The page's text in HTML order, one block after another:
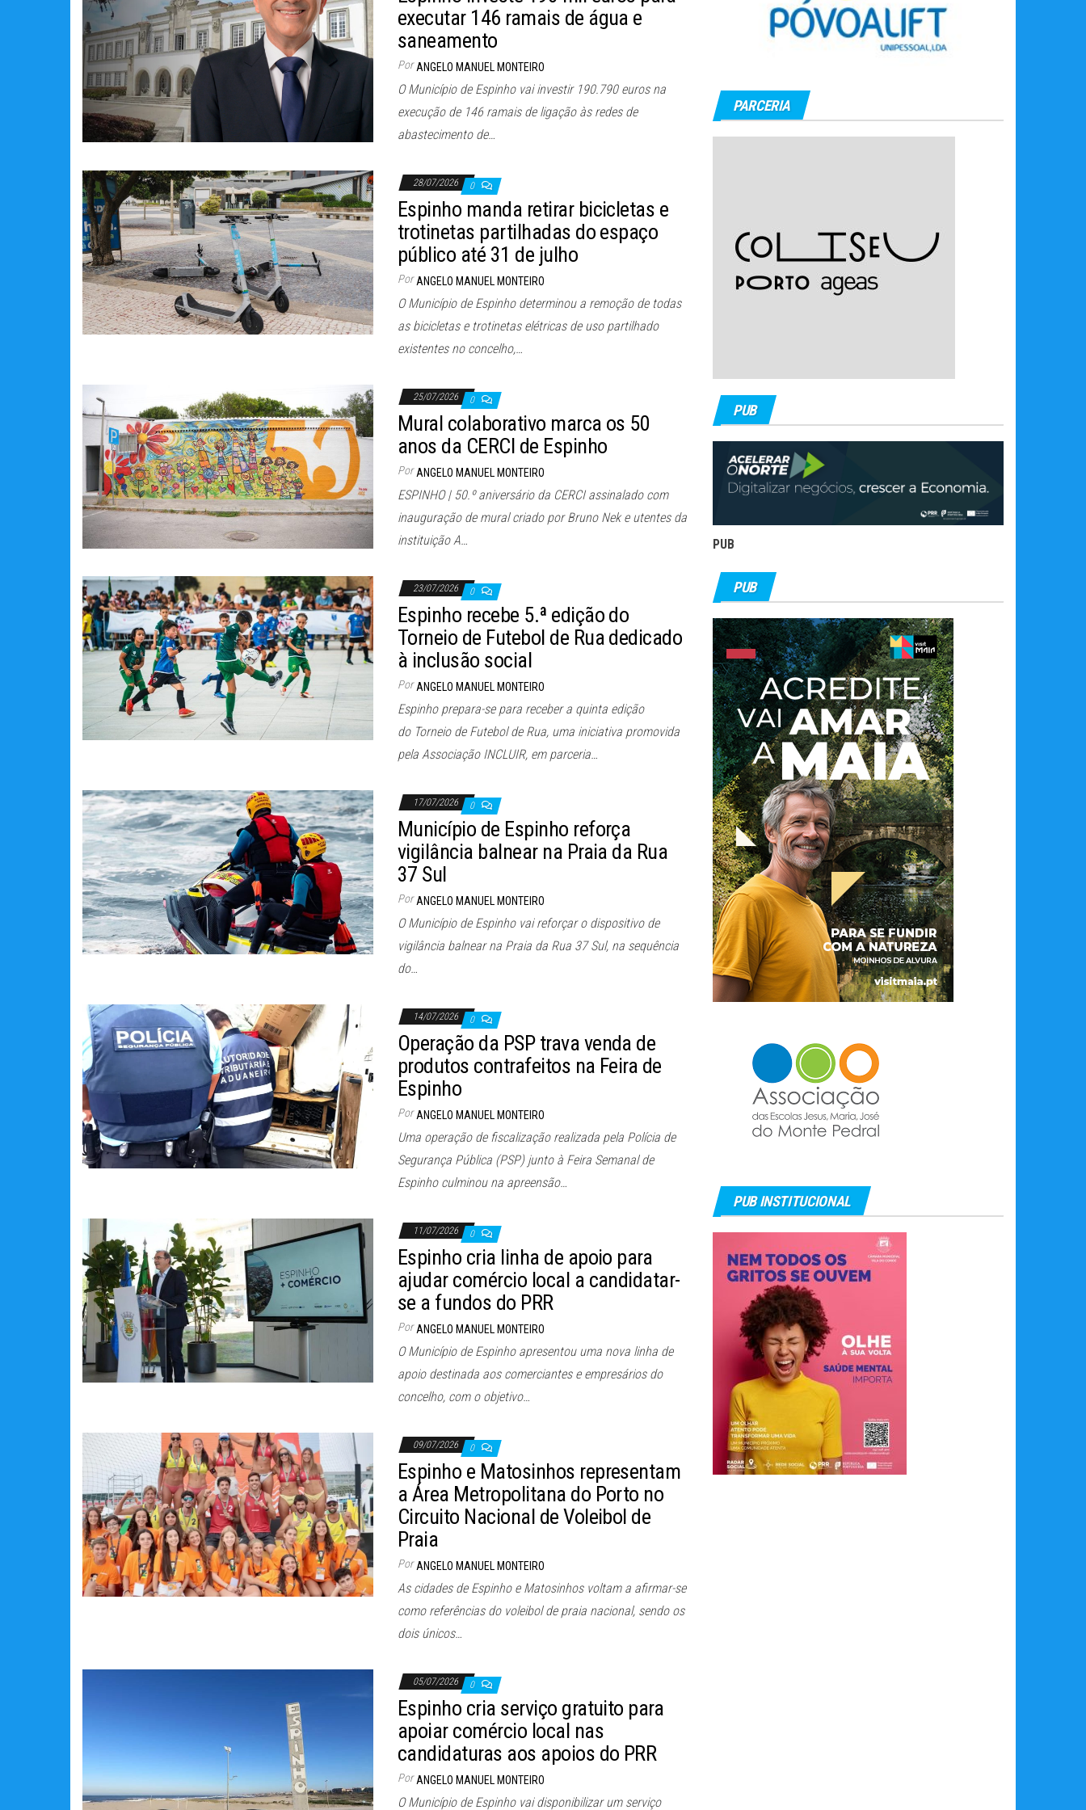
executar 146 ramais de água e
saneamento
Por ANGELO MANUEL MONTEIRO
O Município de Espinho vai investir 190.790 euros na
execução de 146 ramais de ligação às redes de
abastecimento de…
28/07/2026 0
Espinho manda retirar bicicletas e
trotinetas partilhadas do espaço
público até 31 de julho
Por ANGELO MANUEL MONTEIRO
O Município de Espinho determinou a remoção de todas
as bicicletas e trotinetas elétricas de uso partilhado
existentes no concelho,…
25/07/2026 0
Mural colaborativo marca os 50
anos da CERCI de Espinho
Por ANGELO MANUEL MONTEIRO
ESPINHO | 50.º aniversário da CERCI assinalado com
inauguração de mural criado por Bruno Nek e utentes da
instituição A…
23/07/2026 0
Espinho recebe 5.ª edição do
Torneio de Futebol de Rua dedicado
à inclusão social
Por ANGELO MANUEL MONTEIRO
Espinho prepara-se para receber a quinta edição
do Torneio de Futebol de Rua, uma iniciativa promovida
pela Associação INCLUIR, em parceria…
17/07/2026 0
Município de Espinho reforça
vigilância balnear na Praia da Rua
37 Sul
Por ANGELO MANUEL MONTEIRO
O Município de Espinho vai reforçar o dispositivo de
vigilância balnear na Praia da Rua 37 Sul, na sequência
do…
14/07/2026 0
Operação da PSP trava venda de
produtos contrafeitos na Feira de
Espinho
Por ANGELO MANUEL MONTEIRO
Uma operação de fiscalização realizada pela Polícia de
Segurança Pública (PSP) junto à Feira Semanal de
Espinho culminou na apreensão…
11/07/2026 0
Espinho cria linha de apoio para
ajudar comércio local a candidatar-
se a fundos do PRR
Por ANGELO MANUEL MONTEIRO
O Município de Espinho apresentou uma nova linha de
apoio destinada aos comerciantes e empresários do
concelho, com o objetivo…
09/07/2026 0
Espinho e Matosinhos representam
a Área Metropolitana do Porto no
Circuito Nacional de Voleibol de
Praia
Por ANGELO MANUEL MONTEIRO
As cidades de Espinho e Matosinhos voltam a afirmar-se
como referências do voleibol de praia nacional, sendo os
dois únicos…
05/07/2026 0
Espinho cria serviço gratuito para
apoiar comércio local nas
candidaturas aos apoios do PRR
Por ANGELO MANUEL MONTEIRO
O Município de Espinho vai disponibilizar um serviço
PARCERIA
PUB
PUB
PUB
PUB INSTITUCIONAL